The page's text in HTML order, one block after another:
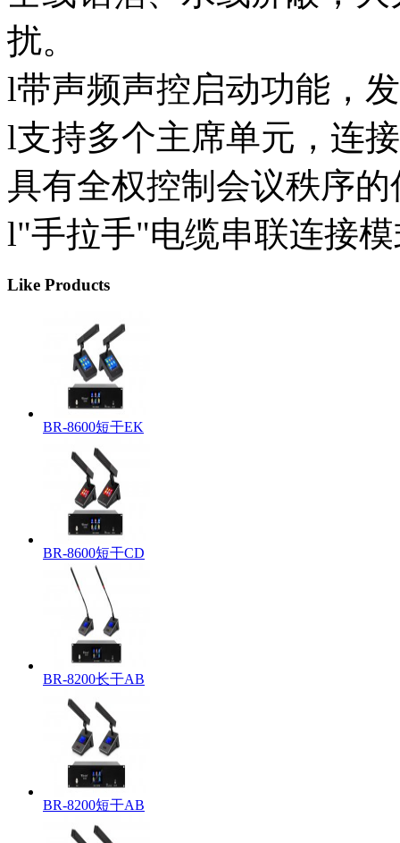
扰。
l带声频声控启动功能，
l支持多个主席单元，连
具有全权控制会议秩序
l"手拉手"电缆串联连接
Like Products
BR-8600短干EK
BR-8600短干CD
BR-8200长干AB
BR-8200短干AB